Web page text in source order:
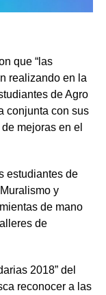
que “las
realizando en la
de Agro
conjunta con sus
mejoras en el
estudiantes de
y
de mano
de
2018” del
reconocer a las